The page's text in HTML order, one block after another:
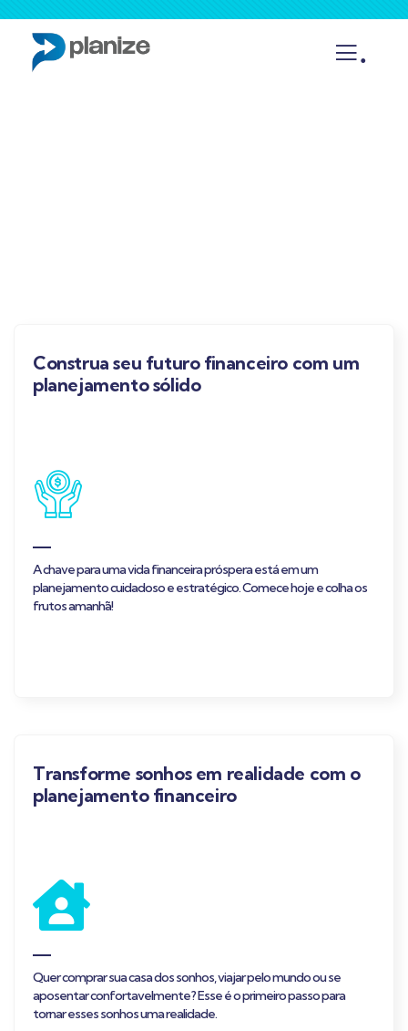
.
Construa seu futuro financeiro com um
planejamento sólido
A chave para uma vida financeira próspera está em um
planejamento cuidadoso e estratégico. Comece hoje e colha os
frutos amanhã!
Transforme sonhos em realidade com o
planejamento financeiro
Quer comprar sua casa dos sonhos, viajar pelo mundo ou se
aposentar confortavelmente? Esse é o primeiro passo para
tornar esses sonhos uma realidade.